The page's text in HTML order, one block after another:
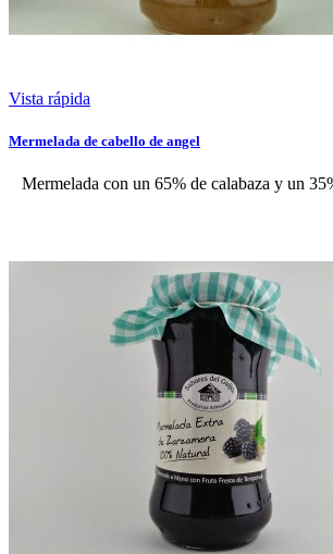
Vista rápida
Mermelada de cabello de angel
Mermelada con un 65% de calabaza y un